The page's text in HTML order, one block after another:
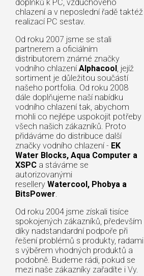
doplňků k PC, vzduchového
chlazení a v neposlední řadě taktéž
realizací PC sestav.
Od roku 2007 jsme se stali
partnerem a oficiálním
distributorem známé značky
vodního chlazení Alphacool, jejíž
sortiment je důležitou součástí
našeho portfolia. Od roku 2008
dále doplňujeme naší nabídku
vodního chlazení tak, abychom
mohli co nejlépe uspokojit potřeby
všech našich zákazníků. Proto
přidáváme do distribuce další
značky vodního chlazení - EK
Water Blocks, Aqua Computer a
XSPC a stáváme se
autorizovanými
resellery Watercool, Phobya a
BitsPower.
Od roku 2004 jsme získali tisíce
spokojených zákazníků, především
díky nadstandardní podpoře při
řešení problémů s produkty, radami
s výběrem vhodných produktů a
podobně. Budeme rádi, pokud se
mezi naše zákazníky zařadíte i Vy.